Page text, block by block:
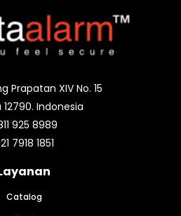
Prapatan XIV No. 15
Indonesia
925 8989
7918 1851
Catalog